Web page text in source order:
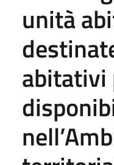
unità
abitativi